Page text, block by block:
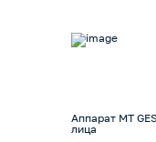
Аппарат MT
лица